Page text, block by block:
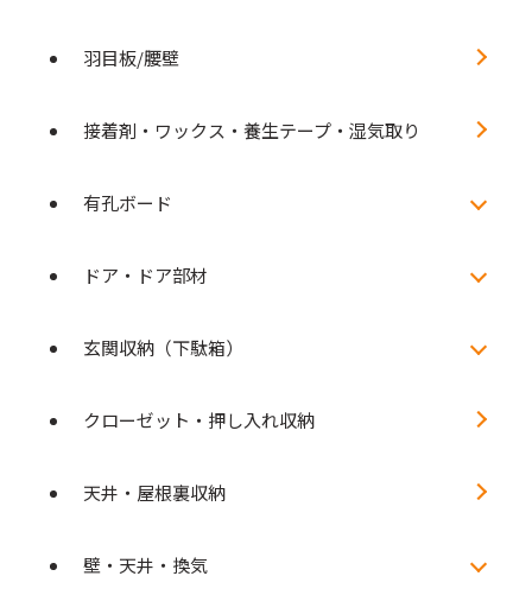
羽目板/腰壁
接着剤・ワックス・養生テープ・湿気取り
有孔ボード
ドア・ドア部材
玄関収納（下駄箱）
クローゼット・押し入れ収納
天井・屋根裏収納
壁・天井・換気